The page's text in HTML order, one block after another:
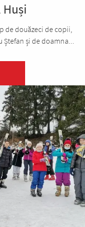
de douăzeci de copii,
și de doamna...